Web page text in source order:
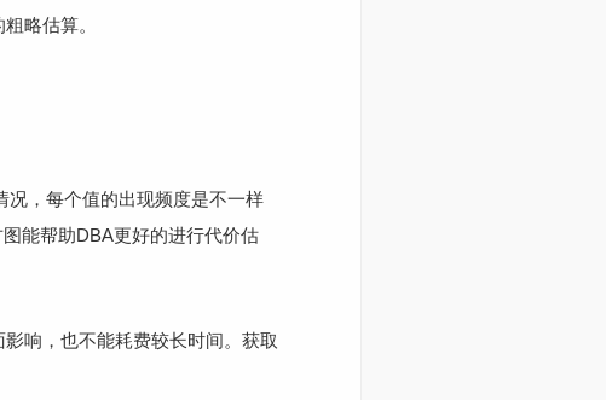
略估算。
况，每个值的出现频度是不一样
能帮助DBA更好的进行代价估
响，也不能耗费较长时间。获取